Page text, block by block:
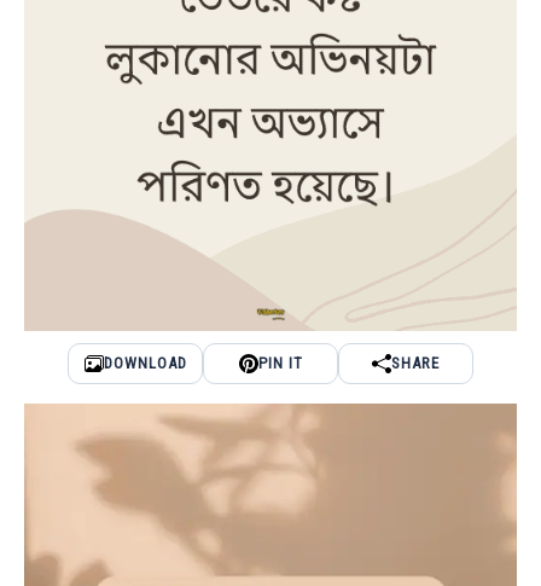
DOWNLOAD PIN IT SHARE